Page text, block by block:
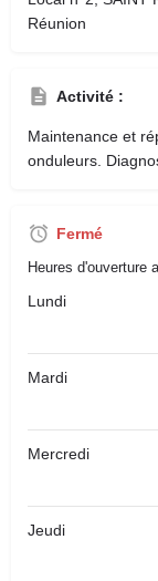
Réunion
Activité :
Maintenance et
onduleurs.
Fermé
Heures d'ouverture
Lundi
Mardi
Mercredi
Jeudi